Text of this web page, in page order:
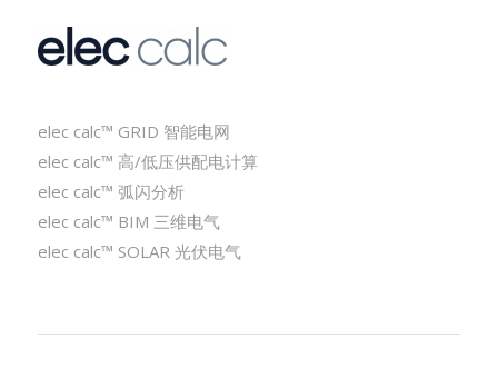
elec calc™ GRID 智能电网
elec calc™ 高/低压供配电计算
elec calc™ 弧闪分析
elec calc™ BIM 三维电气
elec calc™ SOLAR 光伏电气